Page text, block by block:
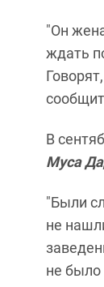
"Он
ждать
В
Муса
"Были
не
не было